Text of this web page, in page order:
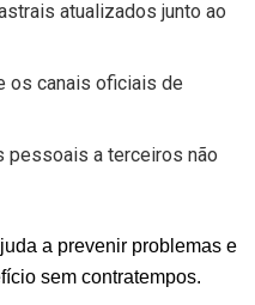
atualizados junto ao
os canais oficiais de
pessoais a terceiros não
a prevenir problemas e
sem contratempos.